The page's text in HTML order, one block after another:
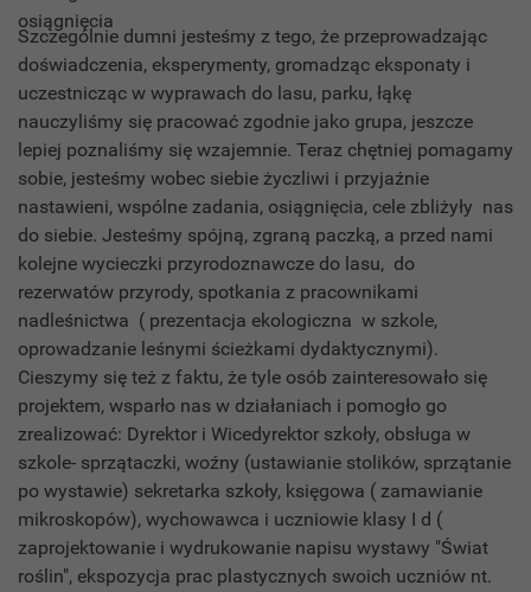
Szczególnie dumni jesteśmy z tego, że przeprowadzając
doświadczenia, eksperymenty, gromadząc eksponaty i
uczestnicząc w wyprawach do lasu, parku, łąkę
nauczyliśmy się pracować zgodnie jako grupa, jeszcze
lepiej poznaliśmy się wzajemnie. Teraz chętniej pomagamy
sobie, jesteśmy wobec siebie życzliwi i przyjaźnie
nastawieni, wspólne zadania, osiągnięcia, cele zbliżyły nas
do siebie. Jesteśmy spójną, zgraną paczką, a przed nami
kolejne wycieczki przyrodoznawcze do lasu, do
rezerwatów przyrody, spotkania z pracownikami
nadleśnictwa ( prezentacja ekologiczna w szkole,
oprowadzanie leśnymi ścieżkami dydaktycznymi).
Cieszymy się też z faktu, że tyle osób zainteresowało się
projektem, wsparło nas w działaniach i pomogło go
zrealizować: Dyrektor i Wicedyrektor szkoły, obsługa w
szkole- sprzątaczki, woźny (ustawianie stolików, sprzątanie
po wystawie) sekretarka szkoły, księgowa ( zamawianie
mikroskopów), wychowawca i uczniowie klasy I d (
zaprojektowanie i wydrukowanie napisu wystawy "Świat
roślin", ekspozycja prac plastycznych swoich uczniów nt.